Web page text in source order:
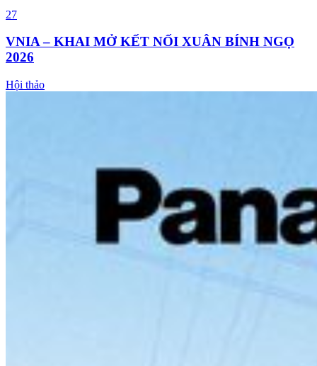
27
VNIA – KHAI MỞ KẾT NỐI XUÂN BÍNH NGỌ
2026
Hội thảo